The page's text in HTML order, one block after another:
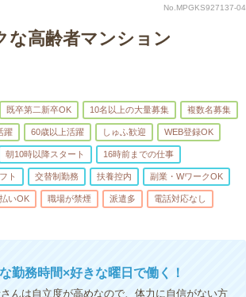
No.MPGKS927137-04
な高齢者マンション
既卒第二新卒OK 10名以上の大量募集 複数名募集
躍 60歳以上活躍 しゅふ歓迎 WEB登録OK
朝10時以降スタート 16時前までの仕事
ト 交替制勤務 扶養控内 副業・WワークOK
いOK 職場が禁煙 派遣多 電話対応なし
勤務時間×好きな曜日で働く！
んは自立度が高めなので、体力に自信がない方